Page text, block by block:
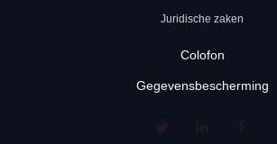
Juridische zaken
Colofon
Gegevensbescherming